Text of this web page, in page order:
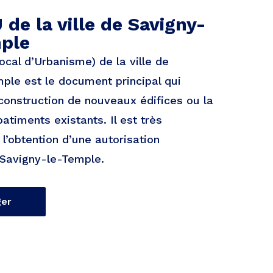
de la ville de Savigny-
d’Urbanisme) de la ville de
est le document principal qui
de nouveaux édifices ou la
existants. Il est très
d’une autorisation
le-Temple.